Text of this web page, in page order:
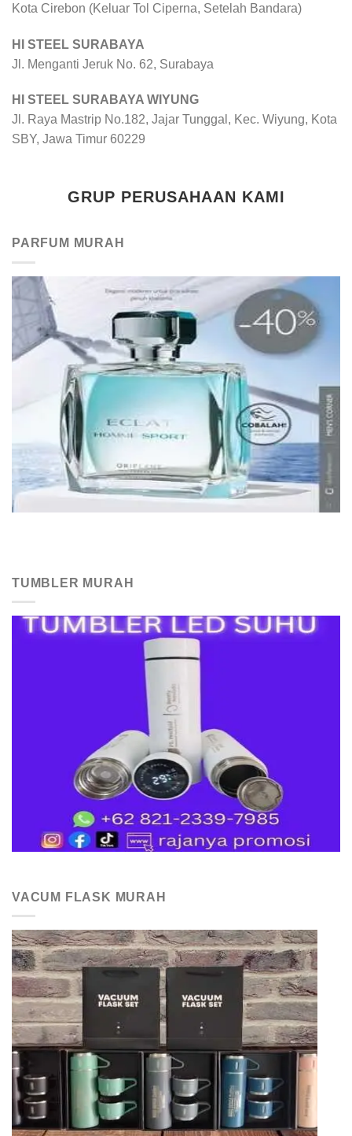
Kota Cirebon (Keluar Tol Ciperna, Setelah Bandara)
HI STEEL SURABAYA
Jl. Menganti Jeruk No. 62, Surabaya
HI STEEL SURABAYA WIYUNG
Jl. Raya Mastrip No.182, Jajar Tunggal, Kec. Wiyung, Kota
SBY, Jawa Timur 60229
GRUP PERUSAHAAN KAMI
PARFUM MURAH
TUMBLER MURAH
VACUM FLASK MURAH